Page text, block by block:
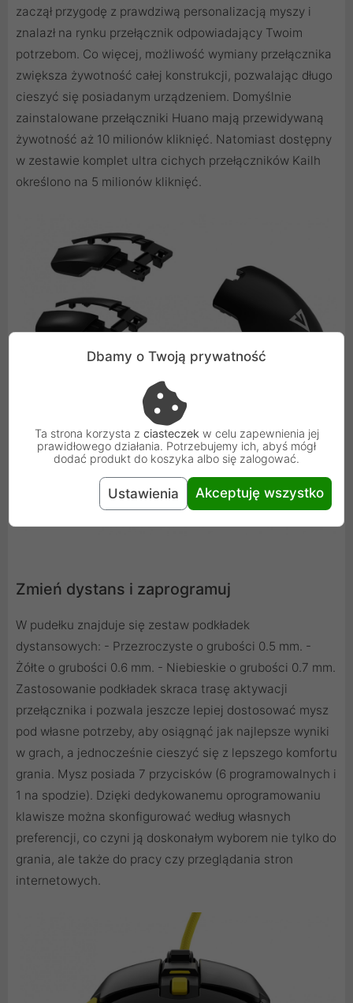
zaczął przygodę z prawdziwą personalizacją myszy i
znalazł na rynku przełącznik odpowiadający Twoim
potrzebom. Co więcej, możliwość wymiany przełącznika
zwiększa żywotność całej konstrukcji, pozwalając długo
cieszyć się posiadanym urządzeniem. Domyślnie
zainstalowane przełączniki Huano mają przewidywaną
żywotność aż 10 milionów kliknięć. Natomiast dostępny
w zestawie komplet ultra cichych przełączników Kailh
określono na 5 milionów kliknięć.
Zmień dystans i zaprogramuj
W pudełku znajduje się zestaw podkładek
dystansowych: - Przezroczyste o grubości 0.5 mm. -
Żółte o grubości 0.6 mm. - Niebieskie o grubości 0.7 mm.
Zastosowanie podkładek skraca trasę aktywacji
przełącznika i pozwala jeszcze lepiej dostosować mysz
pod własne potrzeby, aby osiągnąć jak najlepsze wyniki
w grach, a jednocześnie cieszyć się z lepszego komfortu
grania. Mysz posiada 7 przycisków (6 programowalnych i
1 na spodzie). Dzięki dedykowanemu oprogramowaniu
klawisze można skonfigurować według własnych
preferencji, co czyni ją doskonałym wyborem nie tylko do
grania, ale także do pracy czy przeglądania stron
internetowych.
Dbamy o Twoją prywatność
Ta strona korzysta z ciasteczek w celu zapewnienia jej
prawidłowego działania. Potrzebujemy ich, abyś mógł
dodać produkt do koszyka albo się zalogować.
Ustawienia Akceptuję wszystko